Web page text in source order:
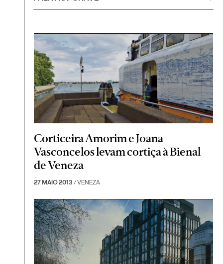
Corticeira Amorim e Joana
Vasconcelos levam cortiça à Bienal
de Veneza
27 MAIO 2013 / VENEZA